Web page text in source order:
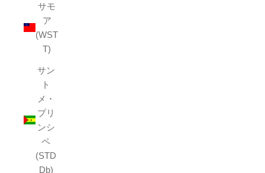
サモ
ア
(WST
T)
サン
ト
メ・
プリ
ンシ
ペ
(STD
Db)